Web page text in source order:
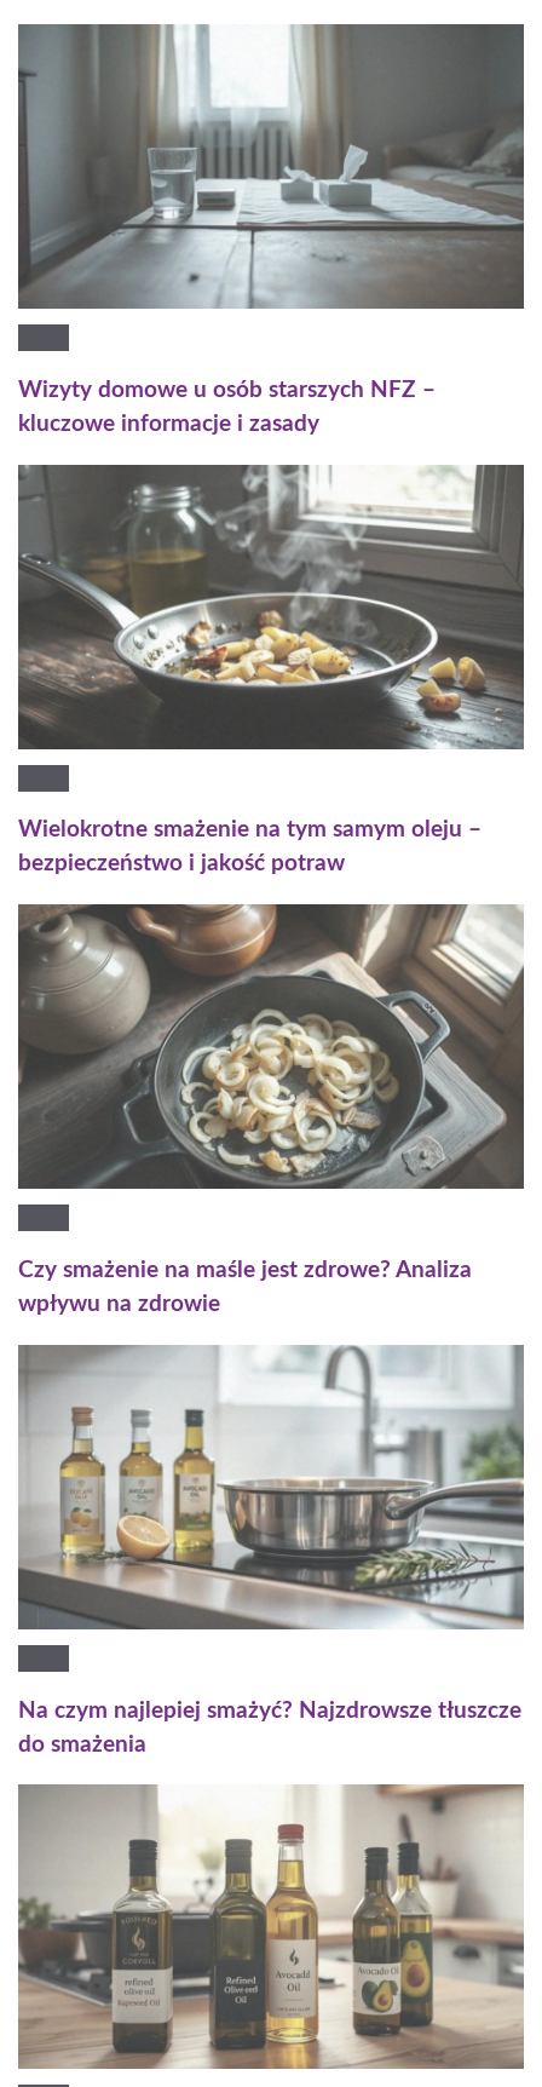
Wizyty domowe u osób starszych NFZ –
kluczowe informacje i zasady
Wielokrotne smażenie na tym samym oleju –
bezpieczeństwo i jakość potraw
Czy smażenie na maśle jest zdrowe? Analiza
wpływu na zdrowie
Na czym najlepiej smażyć? Najzdrowsze tłuszcze
do smażenia